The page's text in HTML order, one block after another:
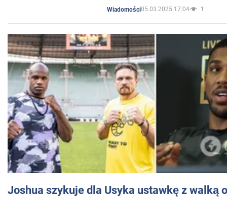
Wiadomości05.03.2025 17:04 1
Joshua szykuje dla Usyka ustawkę z walką